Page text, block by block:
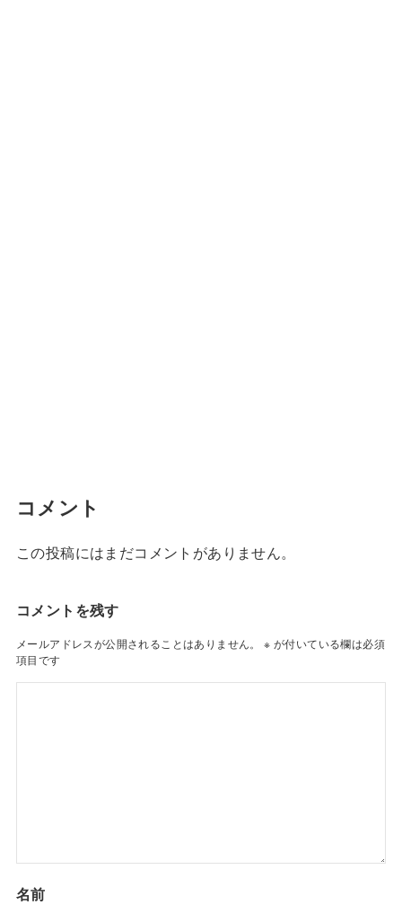
コメント
この投稿にはまだコメントがありません。
コメントを残す
メールアドレスが公開されることはありません。 ※ が付いている欄は必須
項目です
名前